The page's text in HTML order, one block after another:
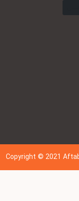
Copyright © 202 1